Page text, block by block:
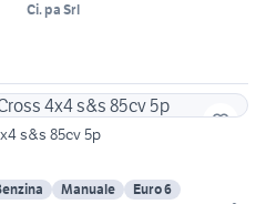
Ci. pa Srl
s&s 85cv 5p
Manuale
Euro 6